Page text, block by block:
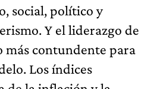
social, político y
Y el liderazgo de
más contundente para
Los índices